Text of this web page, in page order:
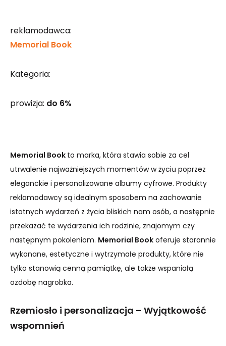
reklamodawca:
Memorial Book
Kategoria:
prowizja: do 6%
Memorial Book to marka, która stawia sobie za cel
utrwalenie najważniejszych momentów w życiu poprzez
eleganckie i personalizowane albumy cyfrowe. Produkty
reklamodawcy są idealnym sposobem na zachowanie
istotnych wydarzeń z życia bliskich nam osób, a następnie
przekazać te wydarzenia ich rodzinie, znajomym czy
następnym pokoleniom. Memorial Book oferuje starannie
wykonane, estetyczne i wytrzymałe produkty, które nie
tylko stanowią cenną pamiątkę, ale także wspaniałą
ozdobę nagrobka.
Rzemiosło i personalizacja – Wyjątkowość
wspomnień